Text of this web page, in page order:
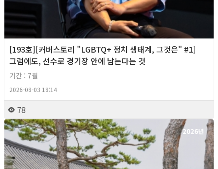
[193호][커버스토리 "LGBTQ+ 정치 생태계, 그것은" #1]
그럼에도, 선수로 경기장 안에 남는다는 것
기간 : 7월
2026-08-03 18:14
78
2026년